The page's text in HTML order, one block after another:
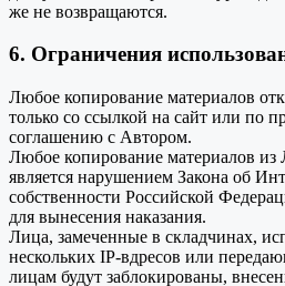
же не возвращаются.
6. Ограничения
Любое копирование материалов
только со ссылкой на сайт или по
соглашению с Автором.
Любое копирование материалов из
является нарушением Закона об
собственности Российской
для вынесения наказания.
Лица, замеченные в складчинах,
нескольких IP-вдресов или
лицам будут заблокированы,